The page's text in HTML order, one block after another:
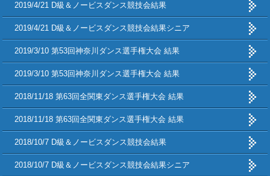
2019/4/21 D級＆ノービスダンス競技会結果
2019/4/21 D級＆ノービスダンス競技会結果シニア
2019/3/10 第53回神奈川ダンス選手権大会 結果
2019/3/10 第53回神奈川ダンス選手権大会 結果
2018/11/18 第63回全関東ダンス選手権大会 結果
2018/11/18 第63回全関東ダンス選手権大会 結果
2018/10/7 D級＆ノービスダンス競技会結果
2018/10/7 D級＆ノービスダンス競技会結果シニア